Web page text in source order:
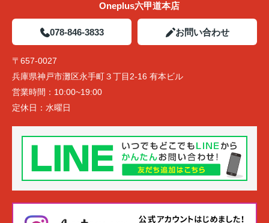
Oneplus六甲道本店
078-846-3833 お問い合わせ
〒657-0027
兵庫県神戸市灘区永手町３丁目2-16 有本ビル
営業時間： 10:00~19:00
定休日： 水曜日